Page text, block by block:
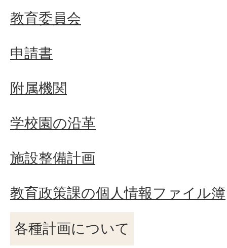
教育委員会
申請書
附属機関
学校園の沿革
施設整備計画
教育政策課の個人情報ファイル簿
各種計画について